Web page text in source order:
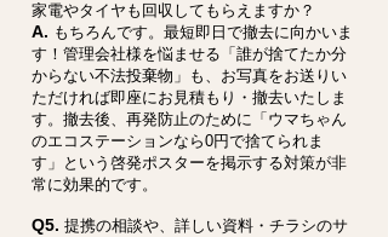
家電やタイヤも回収してもらえますか？
A. もちろんです。最短即日で撤去に向かいま
す！管理会社様を悩ませる「誰が捨てたか分
からない不法投棄物」も、お写真をお送りい
ただければ即座にお見積もり・撤去いたしま
す。撤去後、再発防止のために「ウマちゃん
のエコステーションなら0円で捨てられま
す」という啓発ポスターを掲示する対策が非
常に効果的です。
Q5. 提携の相談や、詳しい資料・チラシのサ